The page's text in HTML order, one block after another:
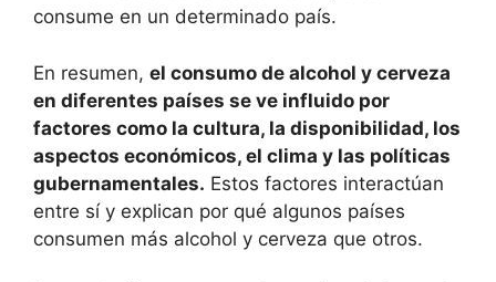
consume en un determinado país.
En resumen, el consumo de alcohol y cerveza
en diferentes países se ve influido por
factores como la cultura, la disponibilidad, los
aspectos económicos, el clima y las políticas
gubernamentales. Estos factores interactúan
entre sí y explican por qué algunos países
consumen más alcohol y cerveza que otros.